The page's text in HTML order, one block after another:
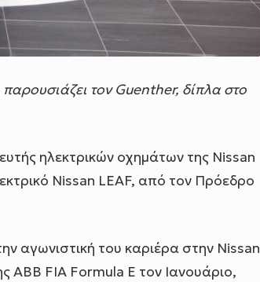
τον Guenther, δίπλα στο
ηλεκτρικών οχημάτων της Nissan
Nissan LEAF, από τον Πρόεδρο
αγωνιστική του καριέρα στην Nissan
FIA Formula E τον Ιανουάριο,